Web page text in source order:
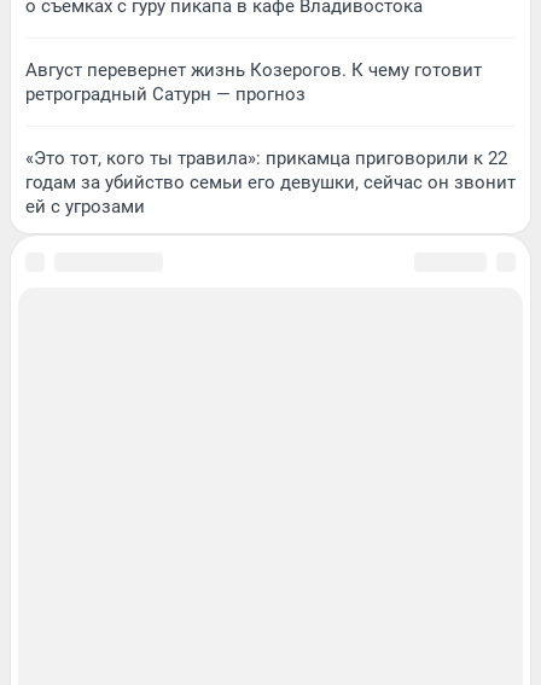
о съемках с гуру пикапа в кафе Владивостока
Август перевернет жизнь Козерогов. К чему готовит
ретроградный Сатурн — прогноз
«Это тот, кого ты травила»: прикамца приговорили к 22
годам за убийство семьи его девушки, сейчас он звонит
ей с угрозами